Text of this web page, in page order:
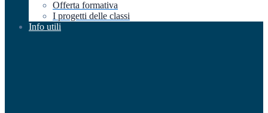
Offerta formativa
I progetti delle classi
Info utili